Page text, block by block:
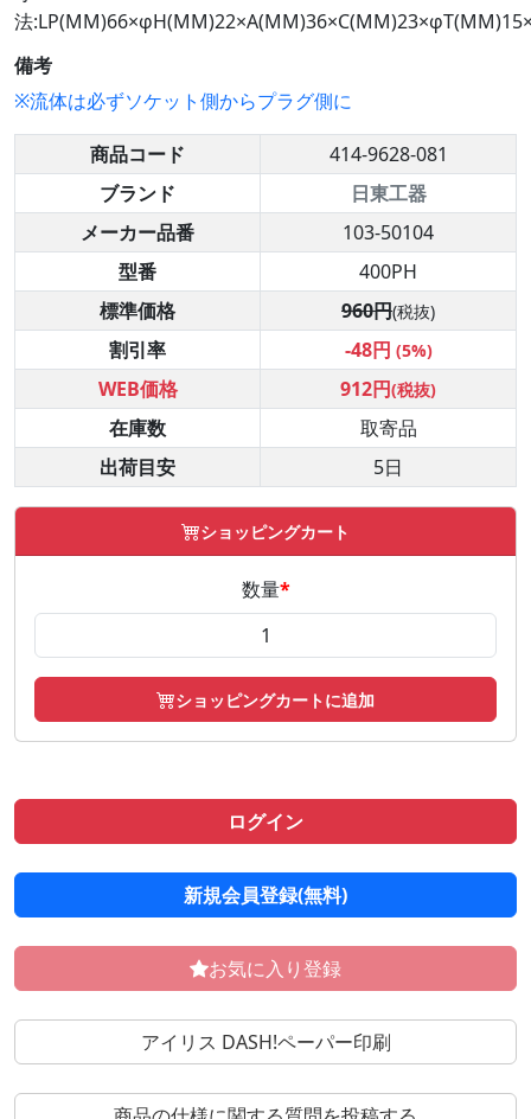
法
備考
※流体は必ずソケット側からプラグ側に
商品コード
414-9628-081
ブランド
日東工器
メーカー品番
103-50104
型番
400PH
標準価格
960円(税抜)
割引率 -48円 (5%)
WEB価格 912円(税抜)
在庫数
取寄品
出荷目安
5日
ショッピングカート
数量*
ショッピングカートに追加
ログイン
新規会員登録(無料)
お気に入り登録
アイリス DASH!ペーパー印刷